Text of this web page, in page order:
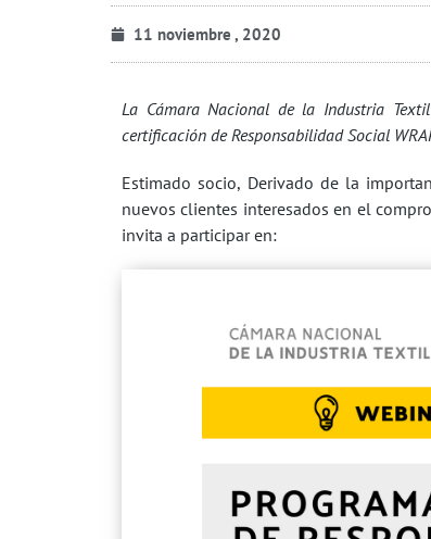
11 noviembre , 2020
La Cámara Nacional de la Industria
certificación de Responsabilidad Social
Estimado socio, Derivado de la
nuevos clientes interesados en el
invita a participar en: